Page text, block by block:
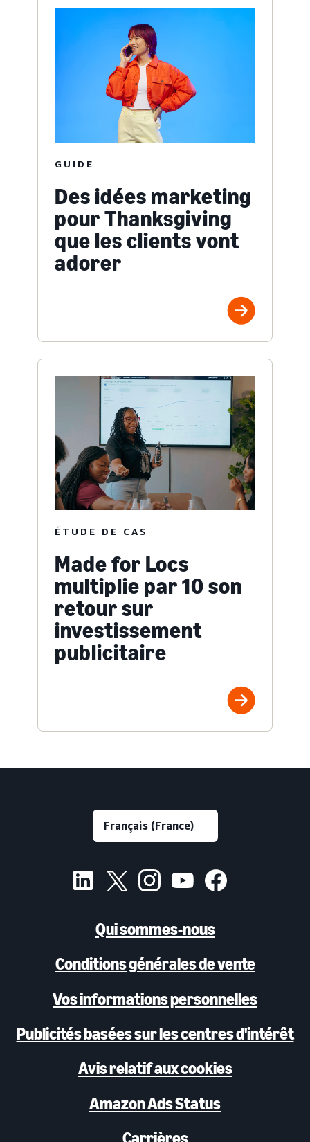
GUIDE
Des idées marketing
pour Thanksgiving
que les clients vont
adorer
ÉTUDE DE CAS
Made for Locs
multiplie par 10 son
retour sur
investissement
publicitaire
Qui sommes-nous
Conditions générales de vente
Vos informations personnelles
Publicités basées sur les centres d'intérêt
Avis relatif aux cookies
Amazon Ads Status